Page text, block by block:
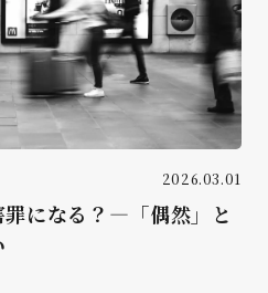
2026.03.01
になる？―「偶然」と